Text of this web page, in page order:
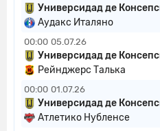
Универсидад де
Аудакс Италяно
00:00 05.07.26
Универсидад де
Рейнджерс Талька
00:00 01.07.26
Универсидад де
Атлетико Нубленсе